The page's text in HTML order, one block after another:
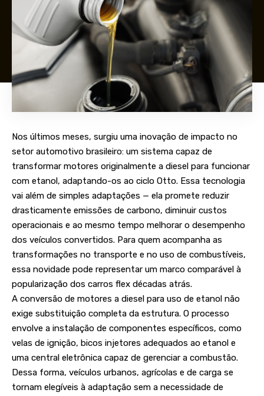
Nos últimos meses, surgiu uma inovação de impacto no
setor automotivo brasileiro: um sistema capaz de
transformar motores originalmente a diesel para funcionar
com etanol, adaptando-os ao ciclo Otto. Essa tecnologia
vai além de simples adaptações — ela promete reduzir
drasticamente emissões de carbono, diminuir custos
operacionais e ao mesmo tempo melhorar o desempenho
dos veículos convertidos. Para quem acompanha as
transformações no transporte e no uso de combustíveis,
essa novidade pode representar um marco comparável à
popularização dos carros flex décadas atrás.
A conversão de motores a diesel para uso de etanol não
exige substituição completa da estrutura. O processo
envolve a instalação de componentes específicos, como
velas de ignição, bicos injetores adequados ao etanol e
uma central eletrônica capaz de gerenciar a combustão.
Dessa forma, veículos urbanos, agrícolas e de carga se
tornam elegíveis à adaptação sem a necessidade de